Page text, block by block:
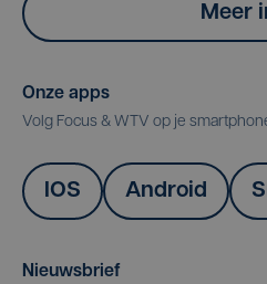
Meer
Onze apps
Volg Focus & WTV op je
IOS Android
Nieuwsbrief